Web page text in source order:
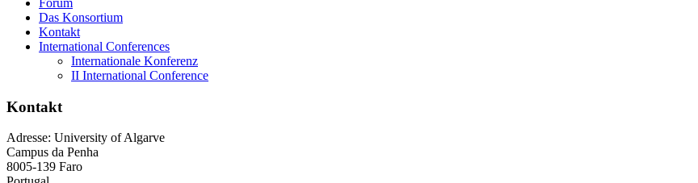
Forum
Das Konsortium
Kontakt
International Conferences
Internationale Konferenz
II International Conference
Kontakt
Adresse: University of Algarve
Campus da Penha
8005-139 Faro